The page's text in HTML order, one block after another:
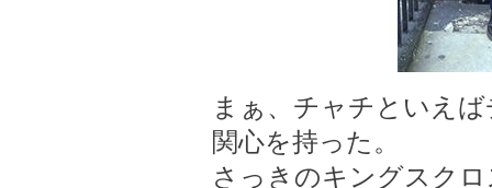
まぁ、チャチといえ
関心を持った。
さっきのキングスク